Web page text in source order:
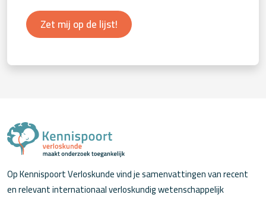
Zet mij op de lijst!
Op Kennispoort Verloskunde vind je samenvattingen van recent
en relevant internationaal verloskundig wetenschappelijk